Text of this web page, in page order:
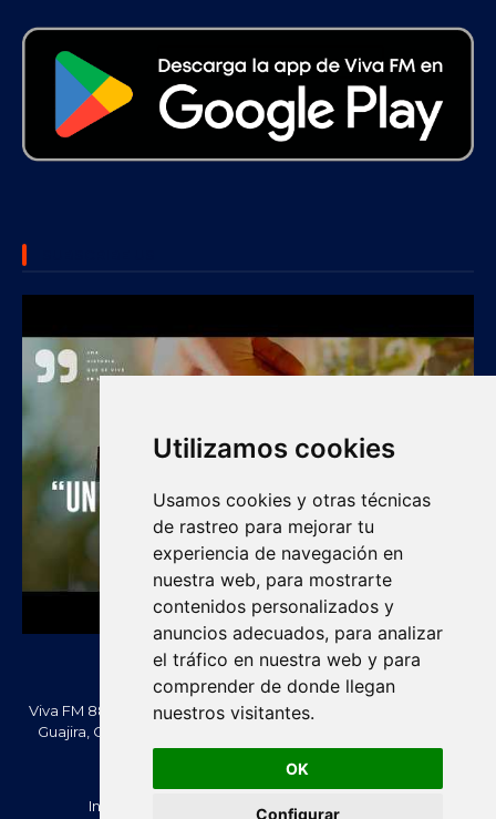
Utilizamos cookies
Usamos cookies y otras técnicas
de rastreo para mejorar tu
experiencia de navegación en
nuestra web, para mostrarte
contenidos personalizados y
anuncios adecuados, para analizar
el tráfico en nuestra web y para
comprender de donde llegan
nuestros visitantes.
OK
Configurar
Viva FM 88.2 FM es una emisora comunitaria de Villanueva, La
Guajira, Colombia. Información, noticias, cultura, vallenato y
actualidad regional.
vivafm.com.co
Inicio
Acera de Nosotros